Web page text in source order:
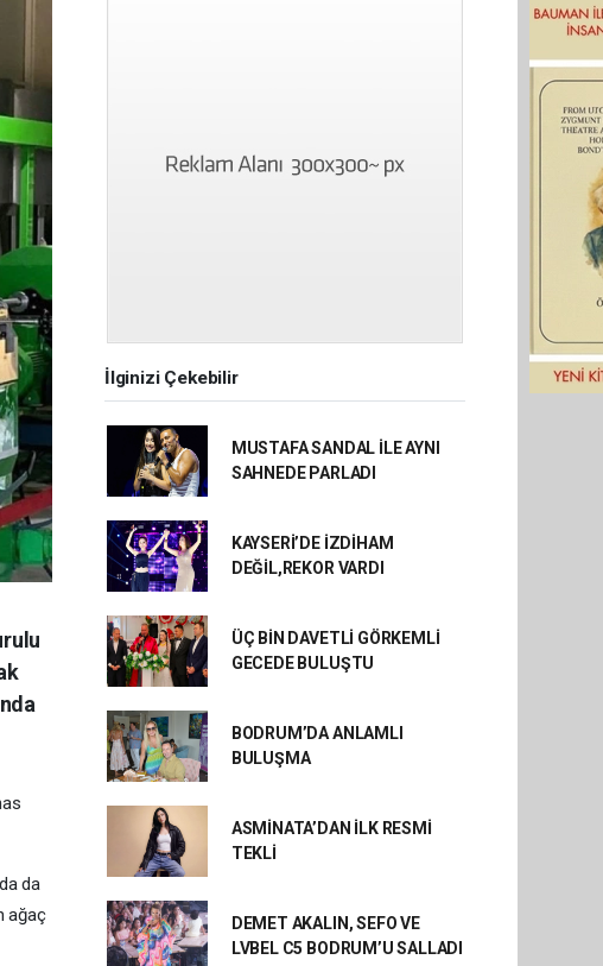
da
ağaç
İlginizi Çekebilir
MUSTAFA SANDAL İLE AYNI
SAHNEDE PARLADI
KAYSERİ’DE İZDİHAM
DEĞİL,REKOR VARDI
ÜÇ BİN DAVETLİ GÖRKEMLİ
GECEDE BULUŞTU
BODRUM’DA ANLAMLI
BULUŞMA
ASMİNATA’DAN İLK RESMİ
TEKLİ
DEMET AKALIN, SEFO VE
LVBEL C5 BODRUM’U SALLADI